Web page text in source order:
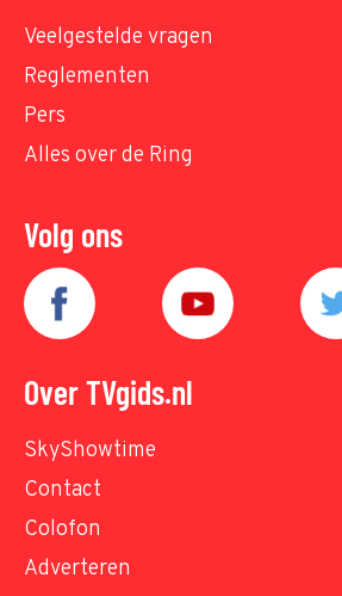
Veelgestelde vragen
Reglementen
Pers
Alles over de Ring
Volg ons
Over TVgids.nl
SkyShowtime
Contact
Colofon
Adverteren